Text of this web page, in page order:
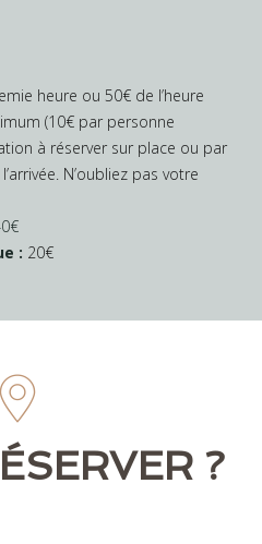
heure ou 50€ de l’heure
(10€ par personne
à réserver sur place ou par
N’oubliez pas votre
: 20€
?